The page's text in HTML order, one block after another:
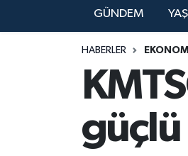
GÜNDEM
HABERLER EKONOMİ